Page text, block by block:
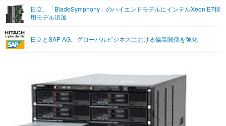
グラビア ブログ
その他
日立、「BladeSymphony」のハイエンドモデルにインテルXeon E7採
用モデル追加
日立とSAP AG、グローバルビジネスにおける協業関係を強化